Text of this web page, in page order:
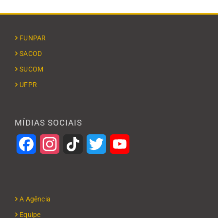
FUNPAR
SACOD
SUCOM
UFPR
MÍDIAS SOCIAIS
FacebookInstagramTikTok Twitter
A Agência
Equipe